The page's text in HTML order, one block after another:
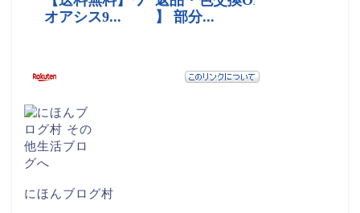
にほんブログ村